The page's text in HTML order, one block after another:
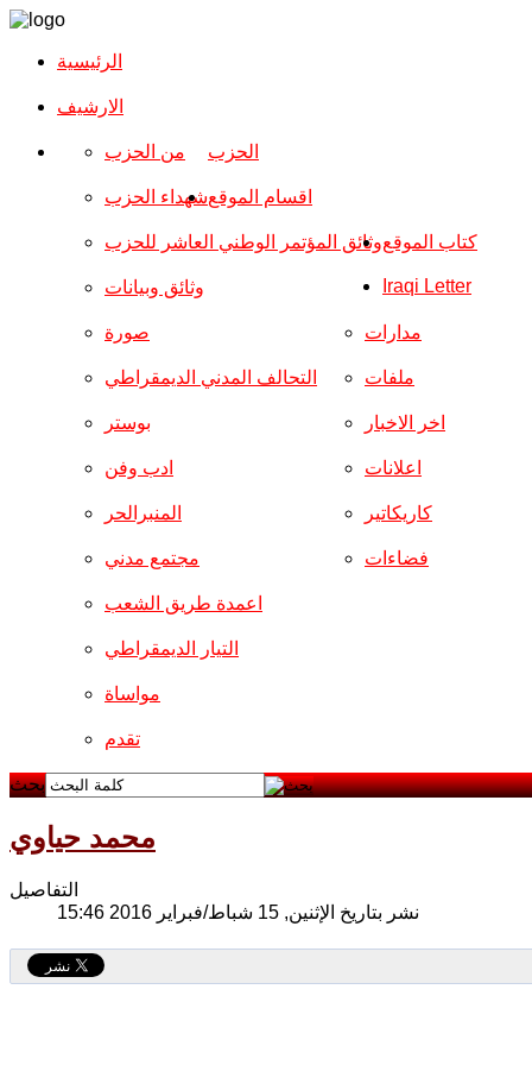
الرئيسية
الارشیف
الحزب من الحزب
شهداء الحزب
وثائق المؤتمر الوطني العاشر للحزب
وثائق وبيانات
اقسام الموقع
صورة
التحالف المدني الديمقراطي
بوستر
ادب وفن
المنبرالحر
مجتمع مدني
مدارات
ملفات
اخر الاخبار
اعلانات
كاريكاتير
فضاءات
اعمدة طريق الشعب
التيار الديمقراطي
مواساة
تقدم
كتاب الموقع
Iraqi Letter
بحث
محمد حياوي
التفاصيل
نشر بتاريخ الإثنين, 15 شباط/فبراير 2016 15:46